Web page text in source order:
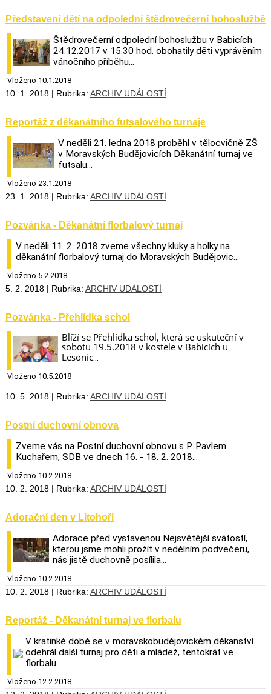
Představení dětí na odpolední štědrovečerní bohoslužbě
Štědrovečerní odpolední bohoslužbu v Babicích
24.12.2017 v 15.30 hod. obohatily děti vyprávěním
vánočního příběhu...
Vloženo 10.1.2018
10. 1. 2018 | Rubrika: ARCHIV UDÁLOSTÍ
Reportáž z děkanátního futsalového turnaje
V neděli 21. ledna 2018 proběhl v tělocvičně ZŠ
v Moravských Budějovicích Děkanátní turnaj ve
futsalu...
Vloženo 23.1.2018
23. 1. 2018 | Rubrika: ARCHIV UDÁLOSTÍ
Pozvánka - Děkanátní florbalový turnaj
V neděli 11. 2. 2018 zveme všechny kluky a holky na
děkanátní florbalový turnaj do Moravských Budějovic...
Vloženo 5.2.2018
5. 2. 2018 | Rubrika: ARCHIV UDÁLOSTÍ
Pozvánka - Přehlídka schol
Blíží se Přehlídka schol, která se uskuteční v
sobotu 19.5.2018 v kostele v Babicích u
Lesonic...
Vloženo 10.5.2018
10. 5. 2018 | Rubrika: ARCHIV UDÁLOSTÍ
Postní duchovní obnova
Zveme vás na Postní duchovní obnovu s P. Pavlem
Kuchařem, SDB ve dnech 16. - 18. 2. 2018...
Vloženo 10.2.2018
10. 2. 2018 | Rubrika: ARCHIV UDÁLOSTÍ
Adorační den v Litohoři
Adorace před vystavenou Nejsvětější svátostí,
kterou jsme mohli prožít v nedělním podvečeru,
nás jistě duchovně posílila...
Vloženo 10.2.2018
10. 2. 2018 | Rubrika: ARCHIV UDÁLOSTÍ
Reportáž - Děkanátní turnaj ve florbalu
V kratinké době se v moravskobudějovickém děkanství
odehrál další turnaj pro děti a mládež, tentokrát ve
florbalu...
Vloženo 12.2.2018